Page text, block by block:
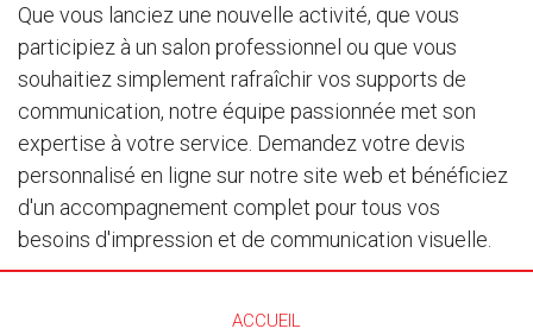
Que vous lanciez une nouvelle activité, que vous
participiez à un salon professionnel ou que vous
souhaitiez simplement rafraîchir vos supports de
communication, notre équipe passionnée met son
expertise à votre service. Demandez votre devis
personnalisé en ligne sur notre site web et bénéficiez
d'un accompagnement complet pour tous vos
besoins d'impression et de communication visuelle.
ACCUEIL